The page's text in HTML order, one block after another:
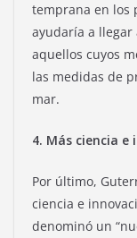
temprana en los
ayudaría a llegar
aquellos cuyos
las medidas de
mar.
4. Más ciencia e
Por último,
ciencia e
denominó un